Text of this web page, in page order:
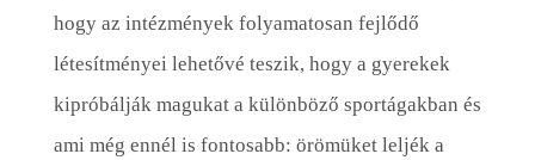
hogy az intézmények folyamatosan fejlődő
létesítményei lehetővé teszik, hogy a gyerekek
kipróbálják magukat a különböző sportágakban és
ami még ennél is fontosabb: örömüket leljék a